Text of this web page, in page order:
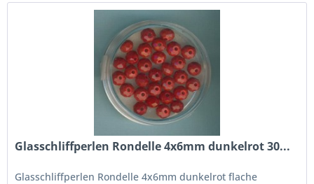
Glasschliffperlen Rondelle 4x6mm dunkelrot 30...
Glasschliffperlen Rondelle 4x6mm dunkelrot flache